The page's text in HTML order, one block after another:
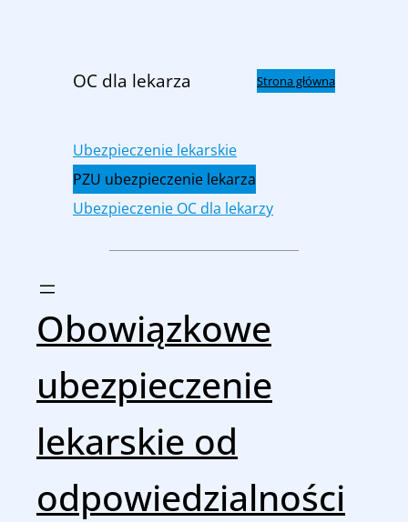
OC dla lekarza Strona główna
Ubezpieczenie lekarskie
PZU ubezpieczenie lekarza
Ubezpieczenie OC dla lekarzy
Obowiązkowe
ubezpieczenie
lekarskie od
odpowiedzialności